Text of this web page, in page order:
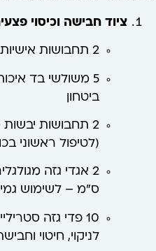
ציוד חבישה וכיסוי
2 תחבושות אישיות
ביטחון
2 תחבושות יבשות
(לטיפול ראשוני
ס"מ – לשימוש
לניקוי, חיטוי